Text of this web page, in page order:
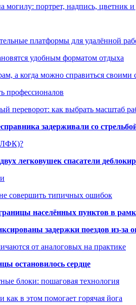
могилу: портрет, надпись, цветник и
платформы для удалённой
удобным форматом отдыха
а когда можно справиться своими
профессионалов
переворот: как выбрать масштаб
задерживали со
(ЛФК)?
легковушек спасатели
совершить типичных ошибок
населённых пунктов в
задержки поездов из-за
от аналоговых на практике
остановилось сердце
блоки: пошаговая технология
как в этом помогает горячая йога